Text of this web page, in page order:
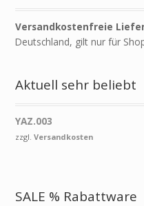
Versandkostenfreie
Deutschland, gilt nur für
Aktuell sehr beliebt
YAZ.003
zzgl.Versandkosten
SALE % Rabattware